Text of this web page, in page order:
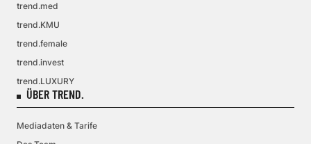
trend.med
trend.KMU
trend.female
trend.invest
trend.LUXURY
ÜBER TREND.
Mediadaten & Tarife